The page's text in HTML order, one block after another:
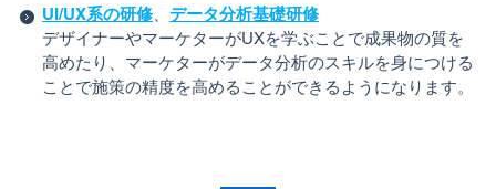
UI/UX系の研修、 データ分析基礎研修
デザイナーやマーケターがUXを学ぶことで成果物の質を
高めたり、マーケターがデータ分析のスキルを身につける
ことで施策の精度を高めることができるようになります。